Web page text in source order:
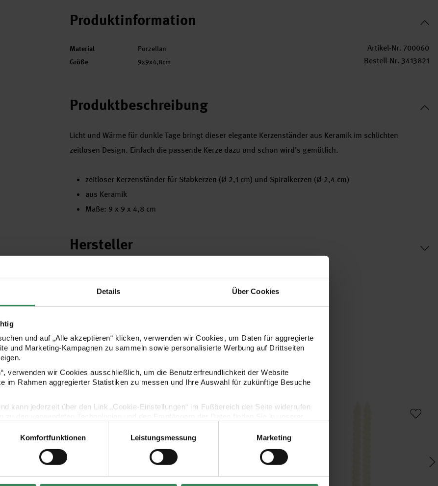
Details Über Cookies
und auf „Alle akzeptieren“ klicken, verwenden wir Cookies, um Daten für aggregierte
und Marketing-Kampagnen zu sammeln sowie personalisierte Werbung auf Drittseiten
verwenden wir Cookies ausschließlich, um die Benutzerfreundlichkeit der Website
im Rahmen aggregierter Statistiken zu messen und Ihre Auswahl für zukünftige Besuche
kann jederzeit über den Link „Cookie-Einstellungen“ im Fußbereich der Seite widerrufen
Vertrag widerrufen
Komfortfunktionen Leistungsmessung Marketing
Produktinformation
Material Porzellan
Größe 9x9x4,8cm
Artikel-Nr. 700060
Bestell-Nr. 3413821
Produktbeschreibung
Licht und Wärme für dunkle Tage bringt dieser elegante Kerzenständer aus Keramik im schlichten
zeitlosen Design. Einfach die passende Kerze dazu und schon wird’s gemütlich.
zeitloser Kerzenständer für Stabkerzen (Ø 2,1 cm) und Spiralkerzen (Ø 2,4 cm)
aus Keramik
Maße: 9 x 9 x 4,8 cm
Hersteller
Kaufempfehlung
Keramikkerzenhalter 11,5x11,5x3cm Spiralkerze 2,4x18,5cm Spiralkerzen lang 1,4x18cm